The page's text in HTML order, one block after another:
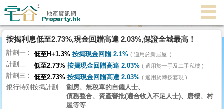
代
理
主
頁
搵
樓/
按揭利息低至2.73%,現金回贈高達 2.03%,保證全城最高！
計劃一 低至H+1.3% 按揭現金回贈 2.1% 適用於新居屋
計劃二 低至2.73% 按揭現金回贈高達 2.03% 適用於一手及二手私樓
計劃三 低至2.73% 按揭現金回贈高達 2.03% 適用於轉按套現
銀行特別按揭計劃
劏房、無稅單的自僱人士、
債務整合、資產審批(適合收入不足人士)、唐樓、村
屋等等